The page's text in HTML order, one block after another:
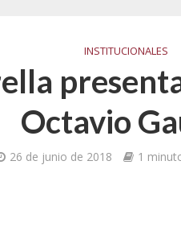
INSTITUCIONALES
Octavio
26 de junio de 2018 1